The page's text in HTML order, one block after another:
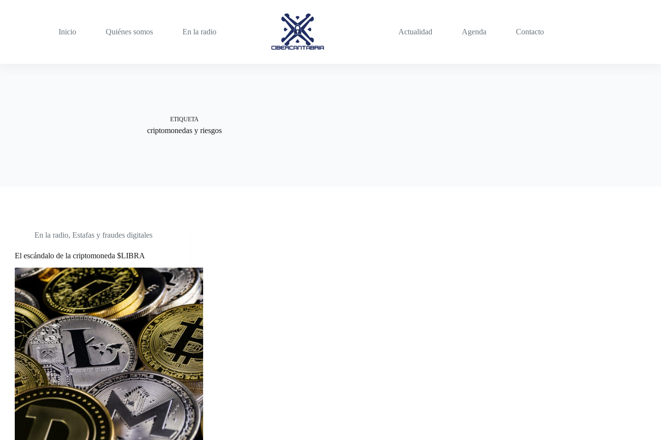
Inicio
Quiénes somos En la radio Actualidad Agenda Contacto
ETIQUETA
criptomonedas y riesgos
En la radio, Estafas y fraudes digitales
El escándalo de la criptomoneda $LIBRA